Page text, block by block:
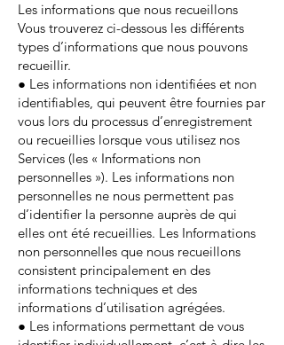
Les informations que nous recueillons
Vous trouverez ci-dessous les différents
types d’informations que nous pouvons
recueillir.
● Les informations non identifiées et non
identifiables, qui peuvent être fournies par
vous lors du processus d’enregistrement
ou recueillies lorsque vous utilisez nos
Services (les « Informations non
personnelles »). Les informations non
personnelles ne nous permettent pas
d’identifier la personne auprès de qui
elles ont été recueillies. Les Informations
non personnelles que nous recueillons
consistent principalement en des
informations techniques et des
informations d’utilisation agrégées.
● Les informations permettant de vous